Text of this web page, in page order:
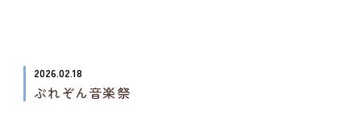
2026.02.18
ぷれぞん音楽祭